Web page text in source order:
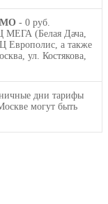
МО - 0 руб.
МЕГА (Белая Дача,
а также
ул. Костякова,
дни тарифы
могут быть